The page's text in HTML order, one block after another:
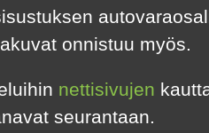
onnistuu myös.
nettisivujen
seurantaan.